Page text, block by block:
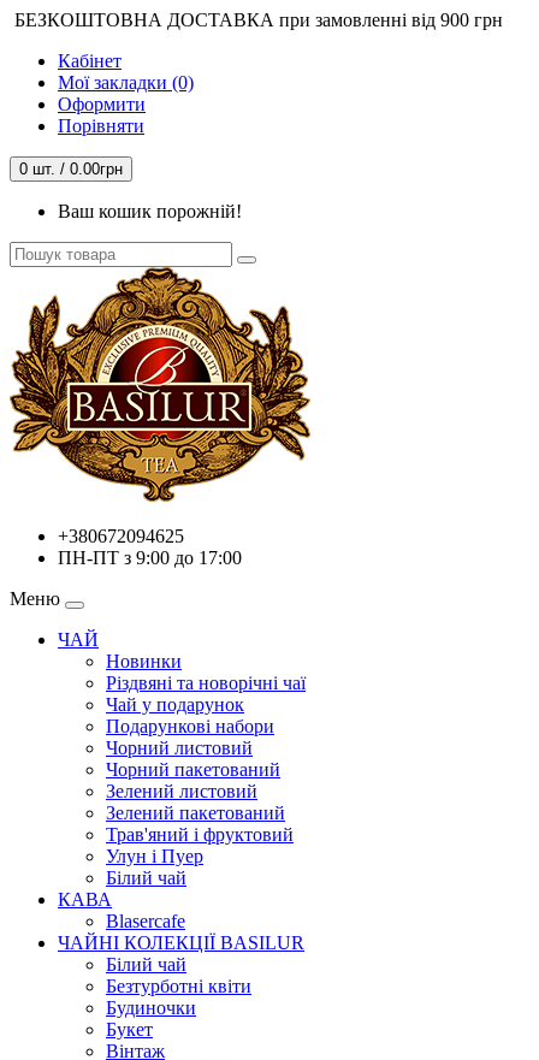
БЕЗКОШТОВНА ДОСТАВКА при замовленні від 900 грн
Кабінет
Мої закладки (0)
Оформити
Порівняти
0 шт. / 0.00грн
Ваш кошик порожній!
+380672094625
ПН-ПТ з 9:00 до 17:00
Меню
ЧАЙ
Новинки
Різдвяні та новорічні чаї
Чай у подарунок
Подарункові набори
Чорний листовий
Чорний пакетований
Зелений листовий
Зелений пакетований
Трав'яний і фруктовий
Улун і Пуер
Білий чай
КАВА
Blasercafe
ЧАЙНІ КОЛЕКЦІЇ BASILUR
Білий чай
Безтурботні квіти
Будиночки
Букет
Вінтаж